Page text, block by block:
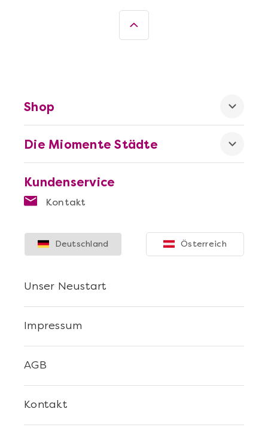
Kundenservice
Kontakt
Die Miomente Städte
Shop
Kontakt
AGB
Impressum
Unser Neustart
Deutschland Österreich